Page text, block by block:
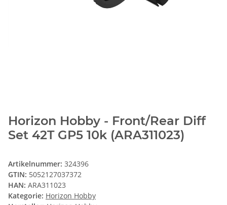
Horizon Hobby - Front/Rear Diff
Set 42T GP5 10k (ARA311023)
Artikelnummer: 324396
GTIN: 5052127037372
HAN: ARA311023
Kategorie: Horizon Hobby